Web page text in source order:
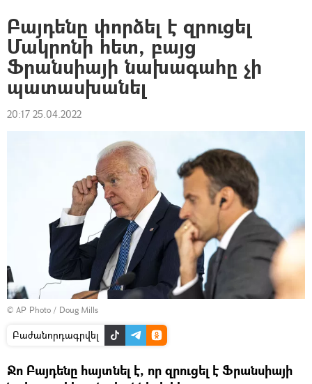
Բայդենը փորձել է զրուցել
Մակրոնի հետ, բայց
Ֆրանսիայի նախագահը չի
պատասխանել
20:17 25.04.2022
© AP Photo / Doug Mills
Բաժանորդագրվել
Ջո Բայդենը հայտնել է, որ զրուցել է Ֆրանսիայի